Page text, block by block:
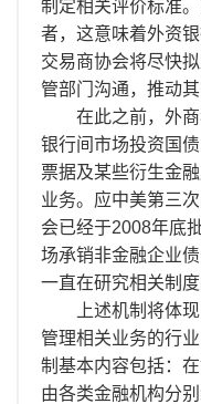
在职证明
离职证明
制定相关评价标准
者，这意味着外资
交易商协会将尽快
管部门沟通，推动其
在此之前，外
银行间市场投资国
票据及某些衍生金
业务。应中美第三
会已经于2008年底
场承销非金融企业
一直在研究相关制度
上述机制将体
管理相关业务的行
制基本内容包括：
由各类金融机构分